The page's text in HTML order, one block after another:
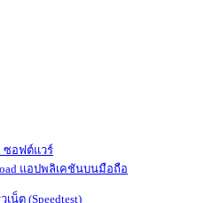
ซอฟต์แวร์
แอปพลิเคชันบนมือถือ
เน็ต (Speedtest)